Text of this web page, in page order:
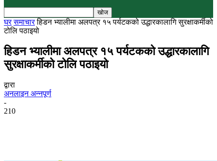
घर समाचार हिडन भ्यालीमा अलपत्र १५ पर्यटकको उद्धारकालागि सुरक्षाकर्मीको
टोलि पठाइयो
हिडन भ्यालीमा अलपत्र १५ पर्यटकको उद्धारकालागि
सुरक्षाकर्मीको टोलि पठाइयो
द्वारा
अनलाइन अन्नपूर्ण
-
210